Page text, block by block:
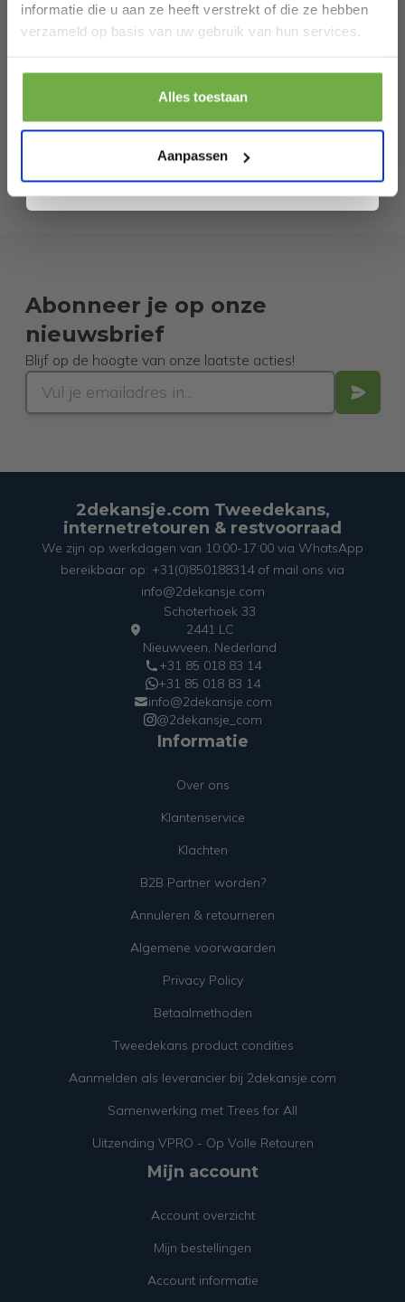
informatie die u aan ze heeft verstrekt of die ze hebben
verzameld op basis van uw gebruik van hun services.
Alles toestaan
Aanpassen
Abonneer je op onze
nieuwsbrief
Blijf op de hoogte van onze laatste acties!
2dekansje.com Tweedekans,
internetretouren & restvoorraad
We zijn op werkdagen van 10:00-17:00 via WhatsApp
bereikbaar op: +31(0)850188314 of mail ons via
info@2dekansje.com
Schoterhoek 33
2441 LC
Nieuwveen, Nederland
+31 85 018 83 14
+31 85 018 83 14
info@2dekansje.com
@2dekansje_com
Informatie
Over ons
Klantenservice
Klachten
B2B Partner worden?
Annuleren & retourneren
Algemene voorwaarden
Privacy Policy
Betaalmethoden
Tweedekans product condities
Aanmelden als leverancier bij 2dekansje.com
Samenwerking met Trees for All
Uitzending VPRO - Op Volle Retouren
Mijn account
Account overzicht
Mijn bestellingen
Account informatie
Laat ons weten wanneer je jarig bent
Pak € 5,- korting
. Je kunt je op elk moment weer afmelden.